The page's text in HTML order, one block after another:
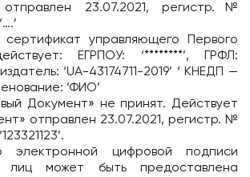
отправлен 23.07.2021, регистр.№
управляющего Первого
ЕГРПОУ: ‘********’, ГРФЛ:
‘UA-43174711-2019’ ‘ КНЕДП —
‘ФИО’
Документ» не принят. Действует
отправлен 23.07.2021, регистр. №
электронной цифровой подписи
лиц может быть предоставлена